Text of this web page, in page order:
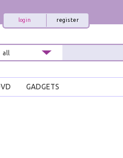
register
login
GADGETS